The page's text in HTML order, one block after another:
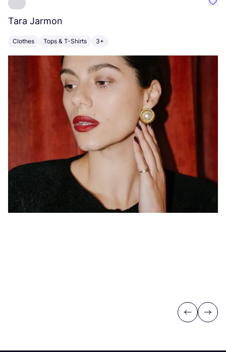
Tara Jarmon
Clothes Tops & T-Shirts 3+
Previous
Next